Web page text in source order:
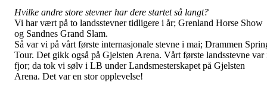
Hvilke andre store stevner har dere startet så langt?
Vi har vært på to landsstevner tidligere i år; Grenland Horse Show
og Sandnes Grand Slam.
Så var vi på vårt første internasjonale stevne i mai; Drammen
Tour. Det gikk også på Gjelsten Arena. Vårt første landsstevne var
fjor; da tok vi sølv i LB under Landsmesterskapet på Gjelsten
Arena. Det var en stor opplevelse!